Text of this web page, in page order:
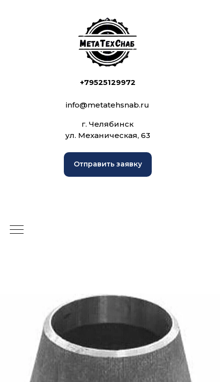
+79525129972
info@metatehsnab.ru
г. Челябинск
ул. Механическая, 63
Отправить заявку